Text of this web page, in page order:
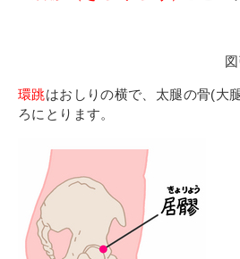
図引用
環跳はおしりの横で、太腿の骨(大
ろにとります。